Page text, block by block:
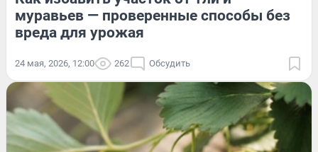
муравьев — проверенные способы без
вреда для урожая
24 мая, 2026, 12:00 262 Обсудить